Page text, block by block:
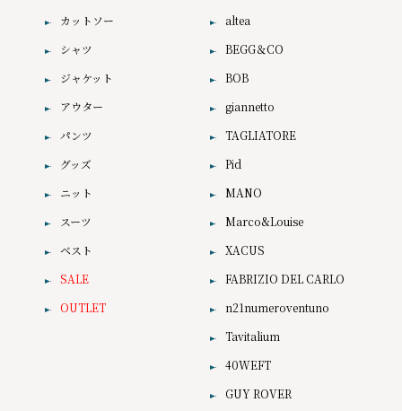
カットソー
シャツ
ジャケット
アウター
パンツ
グッズ
ニット
スーツ
ベスト
SALE
OUTLET
altea
BEGG＆CO
BOB
giannetto
TAGLIATORE
Pid
MANO
Marco&Louise
XACUS
FABRIZIO DEL CARLO
n21numeroventuno
Tavitalium
40WEFT
GUY ROVER